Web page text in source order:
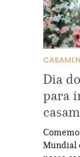
Dia
para
Mundial